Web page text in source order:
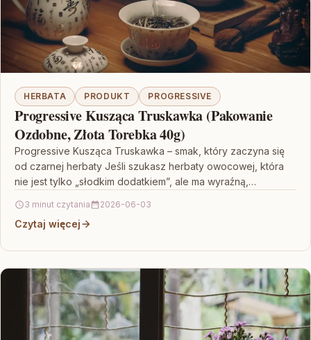
HERBATA PRODUKT PROGRESSIVE
Progressive Kusząca Truskawka (Pakowanie
Ozdobne, Złota Torebka 40g)
Progressive Kusząca Truskawka – smak, który zaczyna się
od czarnej herbaty Jeśli szukasz herbaty owocowej, która
nie jest tylko „słodkim dodatkiem”, ale ma wyraźną,…
3 minut czytania 2026-06-03
Czytaj więcej